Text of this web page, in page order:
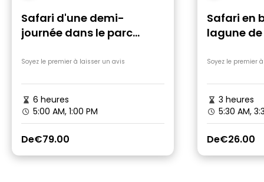
Safari d'une demi-
journée dans le parc
Arugam Bay
Soyez le premier à laisser un avis
6 heures
5:00 AM, 1:00 PM
De€79.00
Safari en
lagune
Soyez le premier
3 heures
5:30 AM,
De€26.00